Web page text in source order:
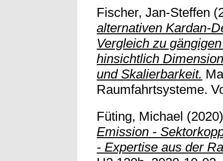
Fischer, Jan-Steffen
alternativen Kardan-
Vergleich zu
hinsichtlich
und Skalierbarkeit.
Raumfahrtsysteme.
Füting, Michael
Emission -
- Expertise aus der